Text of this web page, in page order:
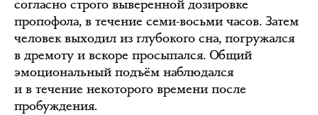
согласно строго выверенной дозировке
пропофола, в течение семи-восьми часов. Затем
человек выходил из глубокого сна, погружался
в дремоту и вскоре просыпался. Общий
эмоциональный подъём наблюдался
и в течение некоторого времени после
пробуждения.